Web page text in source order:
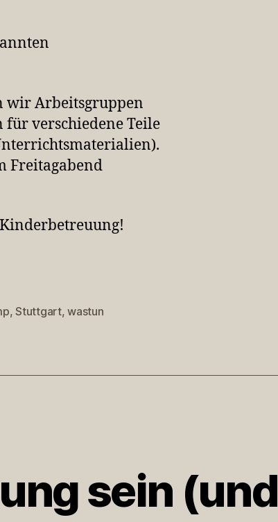
wir Arbeitsgruppen
verschiedene Teile
Freitagabend
,Stuttgart,wastun
sein (und